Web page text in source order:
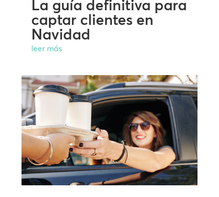
La guía definitiva para
captar clientes en
Navidad
leer más